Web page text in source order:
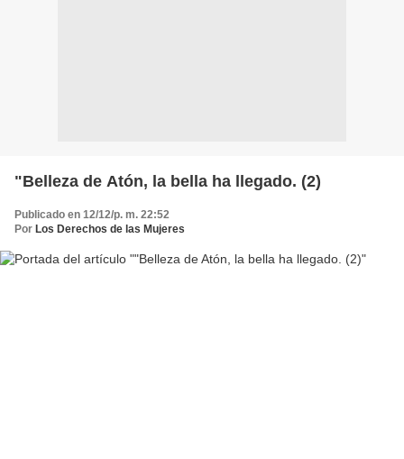
"Belleza de Atón, la bella ha llegado. (2)
Publicado en 12/12/p. m. 22:52
Por Los Derechos de las Mujeres